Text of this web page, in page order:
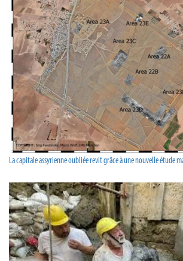
La capitale assyrienne oubliée revit grâce à une nouvelle étude